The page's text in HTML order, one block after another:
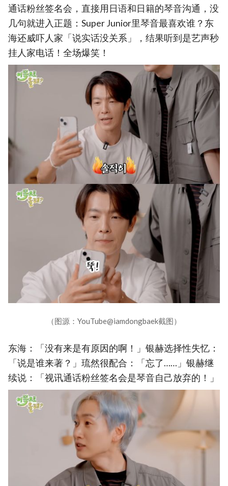
通话粉丝签名会，直接用日语和日籍的琴音沟通，没
几句就进入正题：Super Junior里琴音最喜欢谁？东
海还威吓人家「说实话没关系」，结果听到是艺声秒
挂人家电话！全场爆笑！
（图源：YouTube@iamdongbaek截图）
东海：「没有来是有原因的啊！」银赫选择性失忆：
「说是谁来著？」琉然很配合：「忘了……」银赫继
续说：「视讯通话粉丝签名会是琴音自己放弃的！」